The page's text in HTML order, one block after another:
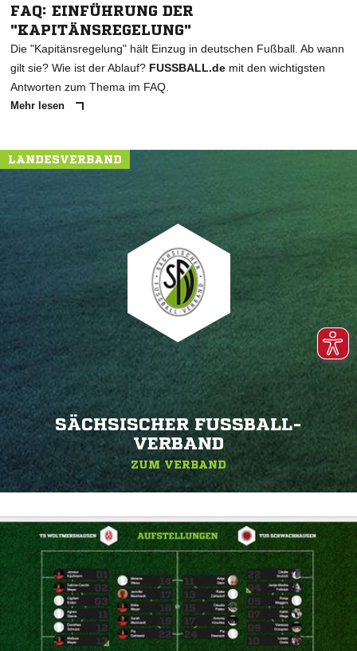
FAQ: EINFÜHRUNG DER
"KAPITÄNSREGELUNG"
Die "Kapitänsregelung" hält Einzug in deutschen Fußball. Ab wann
gilt sie? Wie ist der Ablauf? FUSSBALL.de mit den wichtigsten
Antworten zum Thema im FAQ.
Mehr lesen
LANDESVERBAND
SÄCHSISCHER FUSSBALL-V
ERBAND
ZUM VERBAND